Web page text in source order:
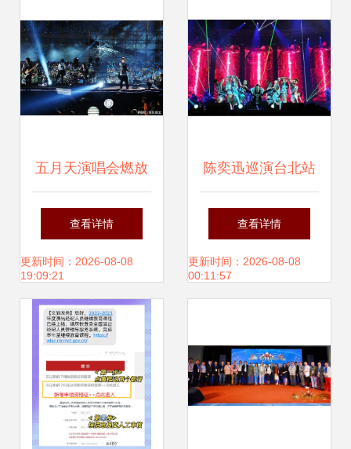
五月天演唱会燃放
烟火意外，粉丝受
伤引发关注
查看详情
更新时间：2026-08-08
19:09:21
陈奕迅巡演台北站
最终场完美落幕 一
场视听盛宴的告别
查看详情
更新时间：2026-08-08
00:11:57